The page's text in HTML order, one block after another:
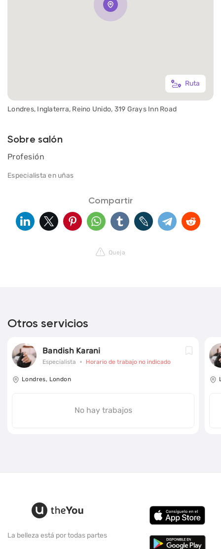
Ruta
Londres, Inglaterra, Reino Unido, 319 Grays Inn Road
Sobre salón
Profesión
Especialista en uñas
Compartir
Queja
Otros servicios
Bandish Karani
Especialista Horario de trabajo no indicado
Londres, London
No hay trabajos
La belleza está por todas partes